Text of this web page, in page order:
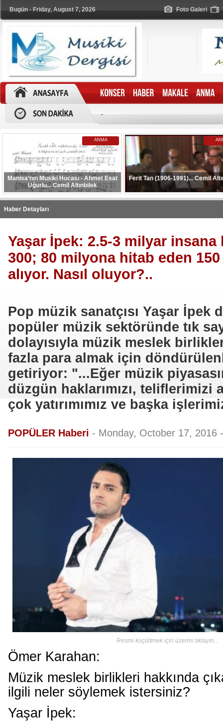
Bugün - Friday, August 7, 2026 Foto Galeri
-
ANMA
Manisa’nın Musiki Hocası - Ahmet Esat
Uğurlu... Cemil Altınbilek
Ferit Tan (1906-1991)... Cemil
Haber Detayları
Yaşar İpek: 2.5-3 milyar insana
300; 80 milyona hitab eden
alıyor. Nasıl oluyor?..
Pop müzik sanatçısı Yaşar İpek
popüler müzik sektöründe tık
dolayısıyla müzik meslek
fazla para almak için
getiriyor: "...Eğer müzik
düzgün haklarımızı, teliflerimizi
çok yatırımımız ve başka
POPÜLER Haberi - Monday, October 17, 2016
Resmi küçültmek için üzerini tıklayın...
Ömer Karahan:
Müzik meslek birlikleri hakkında
ilgili neler söylemek istersiniz?
Yaşar İpek: